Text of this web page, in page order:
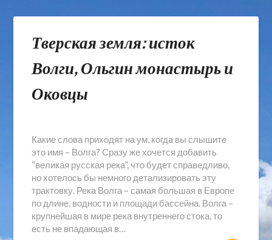
Тверская земля: исток
Волги, Ольгин монастырь и
Оковцы
Какие слова приходят на ум, когда вы слышите
это имя – Волга? Сразу же хочется добавить
“великая русская река”, что будет справедливо,
но хотелось бы немного детализировать эту
трактовку. Река Волга – самая большая в Европе
по длине, водности и площади бассейна. Волга –
крупнейшая в мире река внутреннего стока, то
есть не впадающая в…